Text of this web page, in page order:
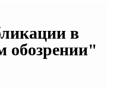
в
обозрении"